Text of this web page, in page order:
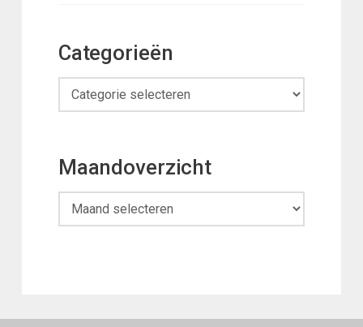
Categorieën
Categorieën
Maandoverzicht
Maandoverzicht